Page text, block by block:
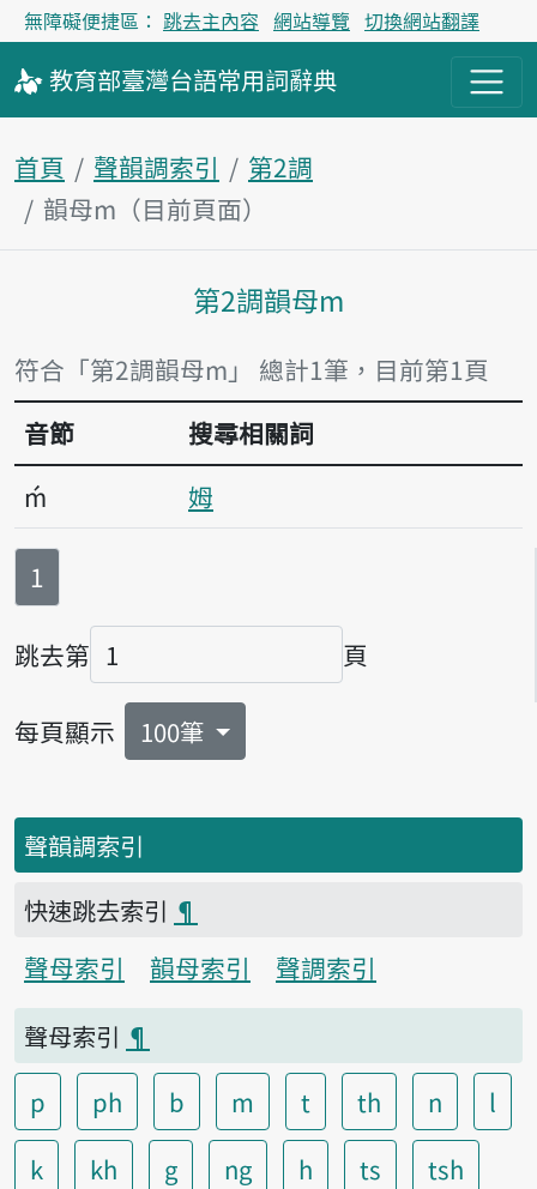
無障礙便捷區： 跳去主內容 網站導覽 切換網站翻譯
教育部臺灣台語常用詞辭典
首頁 聲韻調索引
第2調
韻母m（目前頁面）
主內容區塊
第2調韻母m
符合「第2調韻母m」 總計1筆，目前第1頁
音節
搜尋相關詞
ḿ
姆
第
1
跳去第
頁碼
頁
每頁顯示 100筆
聲韻調索引
快速跳去索引 ¶
聲母索引
韻母索引
聲調索引
聲母索引 ¶
p
ph b m t th n
l
k
kh g ng h ts
tsh